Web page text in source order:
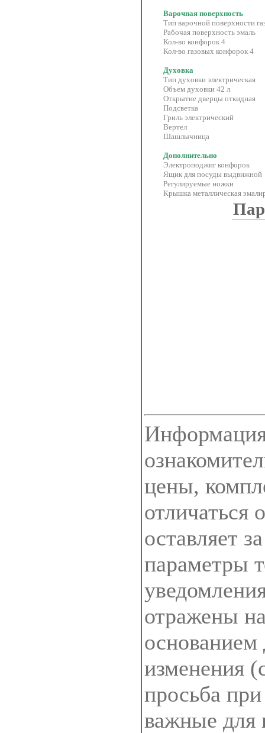
Варочная поверхность
Тип варочной поверхности
Рабочая поверхность эмаль
Кол-во конфорок 4
Кол-во газовых конфорок 4
Духовка
Тип духовки электрическая
Объем духовки 42 л
Открытие дверцы откидная
Подсветка
Гриль электрический
Вертел
Шашлычница
Дополнительно
Электроподжиг конфорок
Ящик для посуды выдвижной
Регулируемые ножки
Крышка металлическая
Информация
цены,
отличаться
оставляет
параметры
отражены
основанием
изменения
просьба
важные для